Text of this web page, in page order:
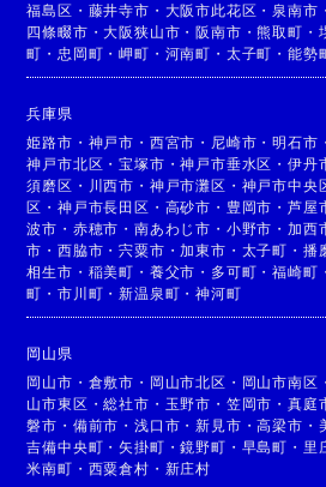
福島区 ・ 藤井寺市 ・ 大阪市此花区 ・ 泉南市
四條畷市 ・大阪狭山市 ・阪南市 ・熊取町 ・
町 ・ 忠岡町 ・岬町 ・ 河南町 ・ 太子町 ・能勢
兵庫県
姫路市 ・ 神戸市 ・ 西宮市 ・ 尼崎市 ・明石市 ・
神戸市北区 ・宝塚市 ・神戸市垂水区 ・伊丹
須磨区 ・ 川西市 ・ 神戸市灘区 ・ 神戸市中央
区 ・神戸市長田区 ・ 高砂市 ・ 豊岡市 ・芦屋
波市 ・ 赤穂市 ・南あわじ市 ・ 小野市 ・加西
市 ・西脇市 ・宍粟市 ・加東市 ・ 太子町 ・ 播
相生市 ・ 稲美町 ・ 養父市 ・ 多可町 ・福崎町 ・
町 ・市川町 ・新温泉町 ・神河町
岡山県
岡山市 ・ 倉敷市 ・ 岡山市北区 ・ 岡山市南区 ・
山市東区 ・総社市 ・ 玉野市 ・ 笠岡市 ・真庭
磐市 ・ 備前市 ・浅口市 ・新見市 ・高梁市 ・
吉備中央町 ・矢掛町 ・鏡野町 ・ 早島町 ・ 里
米南町 ・ 西粟倉村 ・ 新庄村